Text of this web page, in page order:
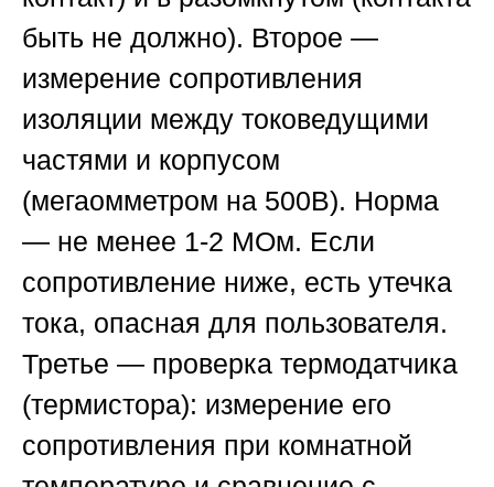
быть не должно). Второе —
измерение сопротивления
изоляции между токоведущими
частями и корпусом
(мегаомметром на 500В). Норма
— не менее 1-2 МОм. Если
сопротивление ниже, есть утечка
тока, опасная для пользователя.
Третье — проверка термодатчика
(термистора): измерение его
сопротивления при комнатной